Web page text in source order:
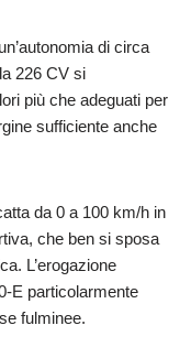
di circa
226 CV si
più che adeguati per
sufficiente anche
da 0 a 100 km/h in
che ben si sposa
L’erogazione
particolarmente
fulminee.